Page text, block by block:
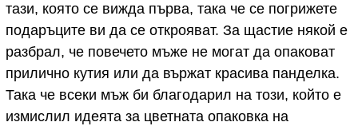
тази, която се вижда първа, така че се погрижете
подаръците ви да се открояват. За щастие някой е
разбрал, че повечето мъже не могат да опаковат
прилично кутия или да вържат красива панделка.
Така че всеки мъж би благодарил на този, който е
измислил идеята за цветната опаковка на